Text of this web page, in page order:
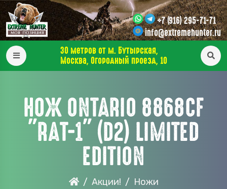
+7 (916) 295-71-71
info@extremehunter.ru
30 метров от м. Бутырская,
Москва, Огородный проезд, 10
НОЖ ONTARIO 8868CF
"RAT-1" (D2) LIMITED
EDITION
Акции!
Ножи